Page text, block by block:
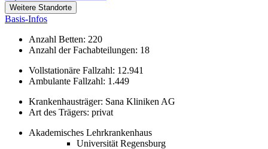
Weitere Standorte
Basis-Infos
Anzahl Betten: 220
Anzahl der Fachabteilungen: 18
Vollstationäre Fallzahl: 12.941
Ambulante Fallzahl: 1.449
Krankenhausträger: Sana Kliniken AG
Art des Trägers: privat
Akademisches Lehrkrankenhaus
Universität Regensburg